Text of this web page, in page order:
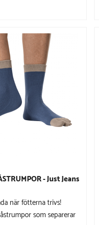
- Just Jeans
när fötterna trivs!
som separerar